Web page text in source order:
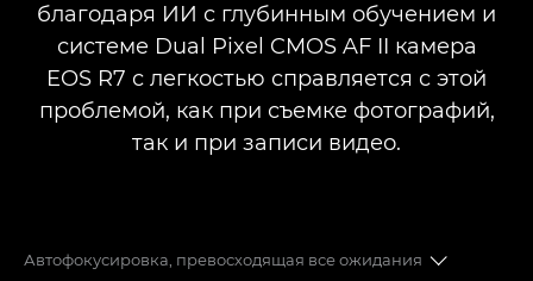
благодаря ИИ с глубинным обучением и
системе Dual Pixel CMOS AF II камера
EOS R7 с легкостью справляется с этой
проблемой, как при съемке фотографий,
так и при записи видео.
Автофокусировка, превосходящая все ожидания